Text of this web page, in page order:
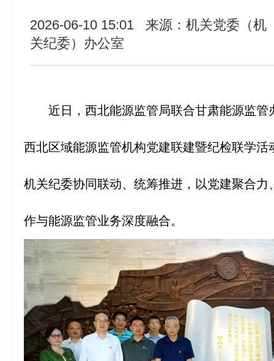
2026-06-10 15:01
来源：机关党委（机
关纪委）办公室
近日，西北能源监管局联合甘肃能源监
西北区域能源监管机构党建联建暨纪检联学
机关纪委协同联动、统筹推进，以党建聚合
作与能源监管业务深度融合。